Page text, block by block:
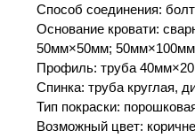
Способ соединения:
Основание кровати:
50мм×50мм;
Профиль: труба
Спинка: труба круглая,
Тип покраски:
Возможный цвет: